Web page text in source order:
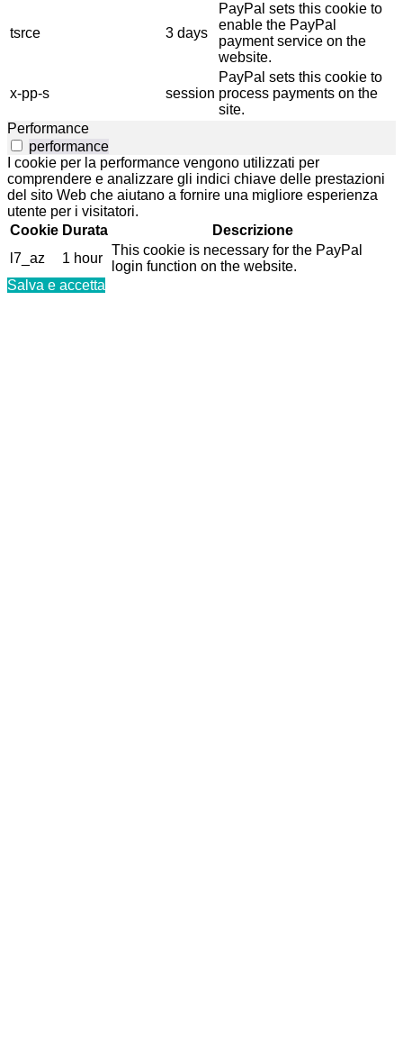
tsrce 3 days
PayPal sets this cookie to
enable the PayPal
payment service on the
website.
x-pp-s session
PayPal sets this cookie to
process payments on the
site.
Performance
performance
I cookie per la performance vengono utilizzati per
comprendere e analizzare gli indici chiave delle prestazioni
del sito Web che aiutano a fornire una migliore esperienza
utente per i visitatori.
Cookie Durata
Descrizione
l7_az
1 hour
This cookie is necessary for the PayPal
login function on the website.
Salva e accetta